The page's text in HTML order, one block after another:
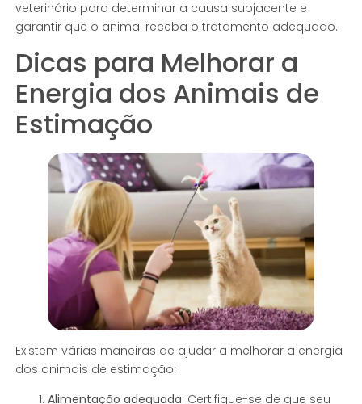
veterinário para determinar a causa subjacente e
garantir que o animal receba o tratamento adequado.
Dicas para Melhorar a
Energia dos Animais de
Estimação
Existem várias maneiras de ajudar a melhorar a energia
dos animais de estimação:
Alimentação adequada: Certifique-se de que seu